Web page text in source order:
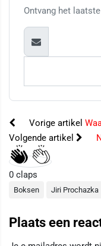
Ontvang het
Vorige artikel
Volgende artikel
0 claps
Boksen Jiri Prochazka
Plaats een